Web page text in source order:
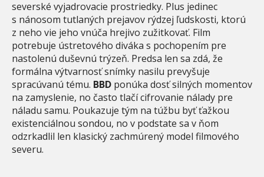
severské vyjadrovacie prostriedky. Plus jedinec
s nánosom tutlaných prejavov rýdzej ľudskosti, ktorú
z neho vie jeho vnúča hrejivo zužitkovať. Film
potrebuje ústretového diváka s pochopením pre
nastolenú duševnú trýzeň. Predsa len sa zdá, že
formálna výtvarnosť snímky nasilu prevyšuje
spracúvanú tému. BBD ponúka dosť silných momentov
na zamyslenie, no často tlačí cifrovanie nálady pre
náladu samu. Poukazuje tým na túžbu byť ťažkou
existenciálnou sondou, no v podstate sa v ňom
odzrkadlil len klasický zachmúrený model filmového
severu.